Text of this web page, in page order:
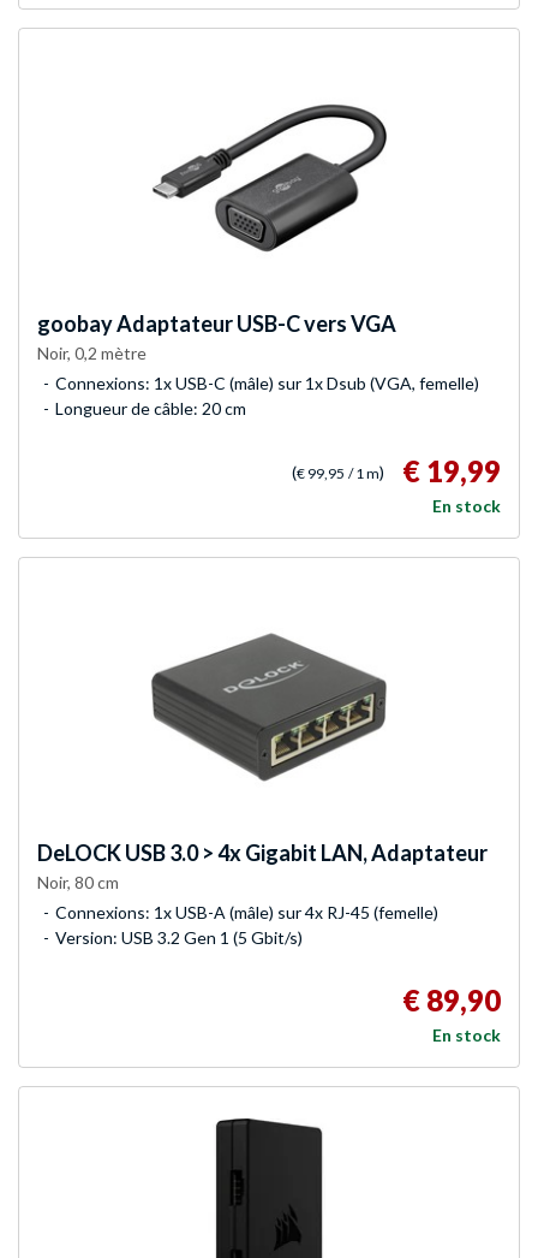
goobayAdaptateur USB-C vers VGA
Noir, 0,2 mètre
Connexions: 1x USB-C (mâle) sur 1x Dsub (VGA, femelle)
Longueur de câble: 20 cm
(€ 99,95 / 1 m) € 19,99
En stock
DeLOCKUSB 3.0 > 4x Gigabit LAN, Adaptateur
Noir, 80 cm
Connexions: 1x USB-A (mâle) sur 4x RJ-45 (femelle)
Version: USB 3.2 Gen 1 (5 Gbit/s)
€ 89,90
En stock